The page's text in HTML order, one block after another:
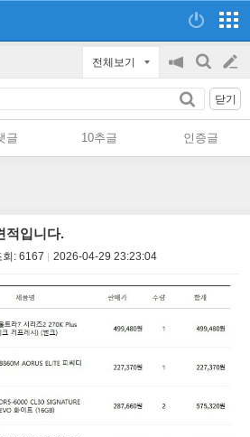
전체보기
공
지
on/off
검
글
쓰
닫기
글 10추글 인증글
적입니다.
회: 6167 2026-04-29 23:23:04